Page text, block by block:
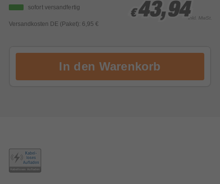
sofort versandfertig
Versandkosten DE (Paket): 6,95 €
€ 43,94
€ 43,94
€ 43,94inkl. MwSt.